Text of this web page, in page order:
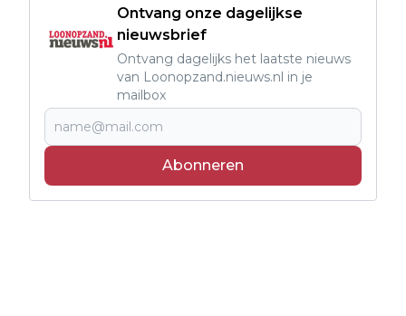
Ontvang onze dagelijkse
nieuwsbrief
Ontvang dagelijks het laatste nieuws
van Loonopzand.nieuws.nl in je
mailbox
Abonneren